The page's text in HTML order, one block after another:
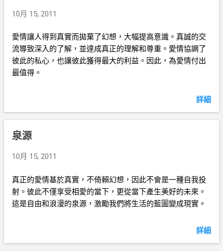
10月 15, 2011
愛情讓人得到真實而拋棄了幻想，大幅提高意識。真誠的交
流導致深入的了解，並達成真正的理解和尊重。愛情協調了
彼此的私心，也讓彼此獲得最大的利益。因此，為愛情付出
最值得。
詳細
泉源
10月 15, 2011
真正的愛情基於真實，不倚賴幻想，因此不會是一種自我投
射。彼此不僅享受相愛的當下，更從當下產生美好的未來。
這是自由和浪漫的泉源，激勵我們將生活的藍圖變成現實。
詳細